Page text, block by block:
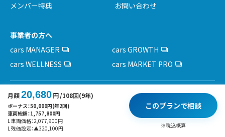
月額20,680円/108回(9年)
ボーナス：50,000円(年2回)
車両総額：1,757,800円
L 車両価格：2,077,900円
L 残価設定：▲320,100円
このプランで相談
※税込概算
メンバー特典
お問い合わせ
事業者の方へ
cars MANAGER
cars GROWTH
cars WELLNESS
cars MARKET PRO
運営会社 採用情報 プライバシーポリシー